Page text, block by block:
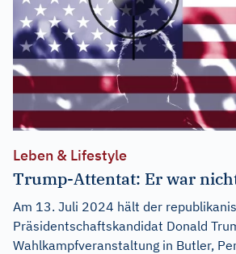
Leben & Lifestyle
Trump-Attentat: Er war
Am 13. Juli 2024 hält der
Präsidentschaftskandidat Donald
Wahlkampfveranstaltung in Butler,